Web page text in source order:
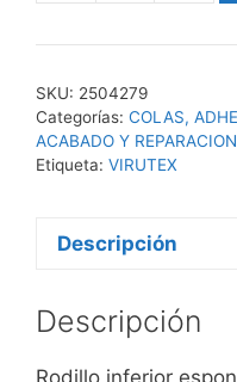
SKU: 2504279
Categorías: COLAS,
ACABADO Y REPARACION
Etiqueta: VIRUTEX
Descripción
Descripción
Rodillo inferior